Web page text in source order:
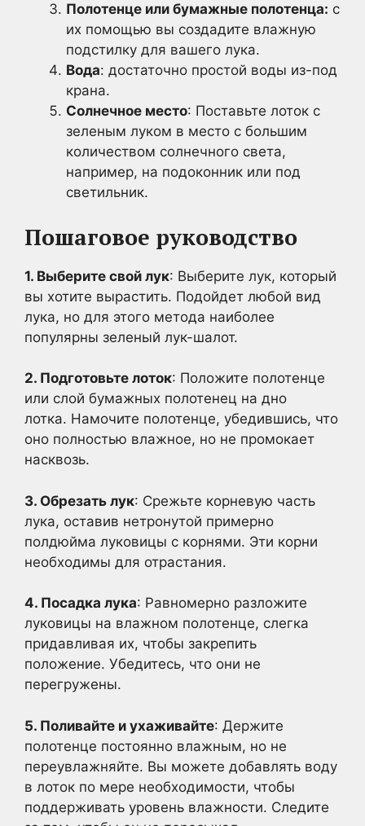
Полотенце или бумажные полотенца: с
их помощью вы создадите влажную
подстилку для вашего лука.
Вода: достаточно простой воды из-под
крана.
Солнечное место: Поставьте лоток с
зеленым луком в место с большим
количеством солнечного света,
например, на подоконник или под
светильник.
Пошаговое руководство
1. Выберите свой лук: Выберите лук, который
вы хотите вырастить. Подойдет любой вид
лука, но для этого метода наиболее
популярны зеленый лук-шалот.
2. Подготовьте лоток: Положите полотенце
или слой бумажных полотенец на дно
лотка. Намочите полотенце, убедившись, что
оно полностью влажное, но не промокает
насквозь.
3. Обрезать лук: Срежьте корневую часть
лука, оставив нетронутой примерно
полдюйма луковицы с корнями. Эти корни
необходимы для отрастания.
4. Посадка лука: Равномерно разложите
луковицы на влажном полотенце, слегка
придавливая их, чтобы закрепить
положение. Убедитесь, что они не
перегружены.
5. Поливайте и ухаживайте: Держите
полотенце постоянно влажным, но не
переувлажняйте. Вы можете добавлять воду
в лоток по мере необходимости, чтобы
поддерживать уровень влажности. Следите